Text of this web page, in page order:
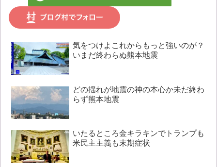
気をつけよこれからもっと強いのが？
いまだ終わらぬ熊本地震
どの揺れが地震の神の本心か未だ終わ
らず熊本地震
いたるところ金キラキンでトランプも
米民主主義も末期症状